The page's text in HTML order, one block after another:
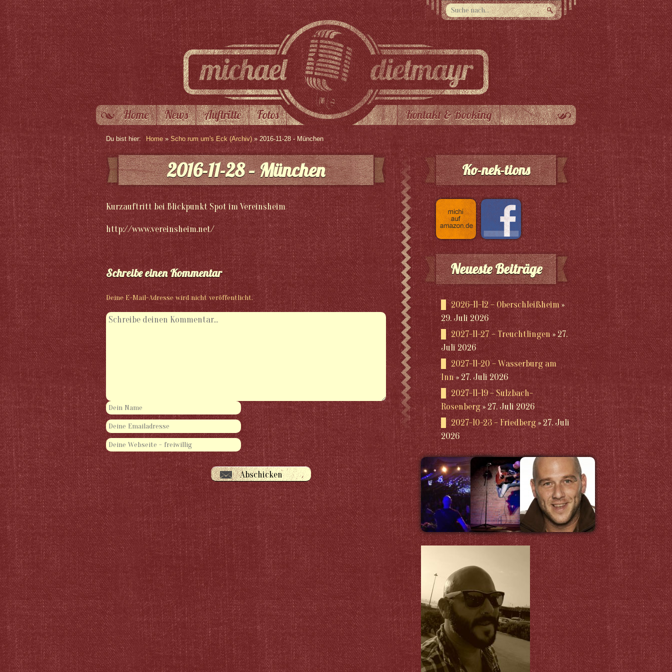
Home News Auftritte Fotos Kontakt & Booking
Du bist hier: Home» Scho rum um's Eck (Archiv)» 2016-11-28 - München
2016-11-28 – München
Kurzauftritt bei Blickpunkt Spot im Vereinsheim
http://www.vereinsheim.net/
Schreibe einen Kommentar
Deine E-Mail-Adresse wird nicht veröffentlicht.
Ko-nek-tions
Neueste Beiträge
2026-11-12 – Oberschleißheim
29. Juli 2026
2027-11-27 – Treuchtlingen
27.
Juli 2026
2027-11-20 – Wasserburg am
Inn
27. Juli 2026
2027-11-19 – Sulzbach-
Rosenberg
27. Juli 2026
2027-10-23 – Friedberg
27. Juli
2026